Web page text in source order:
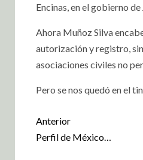
Encinas, en el gobierno
Ahora Muñoz Silva
autorización y registro,
asociaciones civiles no
Pero se nos quedó en el
Anterior
Perfil de México…